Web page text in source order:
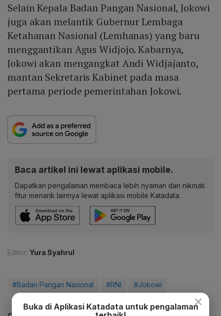
Selain Kepala Badan Pangan Nasional, Jokowi
juga akan melantik Gubernur Lembaga
Ketahanan Nasional (Lemhanas) yang baru
menggantikan Agus Widjojo. Kabarnya,
Jokowi akan mengangkat Andi Widjajanto,
mantan Sekretaris Kabinet pada masa
pertama periode pemerintahan Jokowi.
Baca artikel ini lewat aplikasi mobile.
Dapatkan pengalaman membaca lebih nyaman dan nikmati
fitur menarik lainnya lewat aplikasi mobile Katadata.
Editor: Yura Syahrul
#Badan Pangan Nasional #RNI #Jokowi
×
Buka di Aplikasi Katadata untuk pengalaman